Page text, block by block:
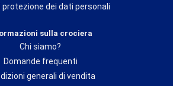
protezione dei dati personali
sulla crociera
Chi siamo?
Domande frequenti
generali di vendita